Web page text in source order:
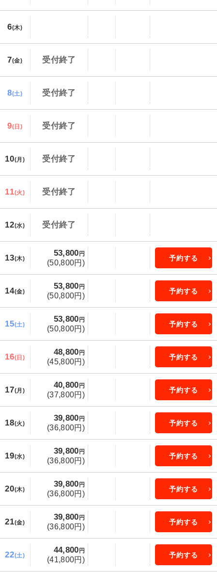
6(木)
7(金) 受付終了
8(土) 受付終了
9(日) 受付終了
10(月) 受付終了
11(火) 受付終了
12(水) 受付終了
13(木)
53,800 円
(50,800円)
予約する
14(金)
53,800 円
(50,800円)
予約する
15(土)
53,800 円
(50,800円)
予約する
16(日)
48,800 円
(45,800円)
予約する
17(月)
40,800 円
(37,800円)
予約する
18(火)
39,800 円
(36,800円)
予約する
19(水)
39,800 円
(36,800円)
予約する
20(木)
39,800 円
(36,800円)
予約する
21(金)
39,800 円
(36,800円)
予約する
22(土)
44,800 円
(41,800円)
予約する